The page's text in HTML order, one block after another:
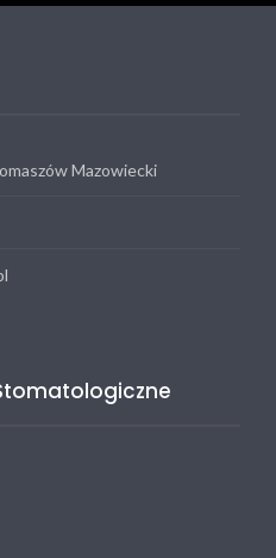
Mazowiecki